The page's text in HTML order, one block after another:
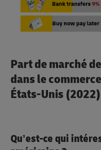
Part de marché
dans le
États-Unis
Qu’est-ce qui